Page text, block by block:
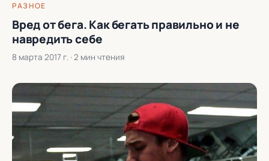
РАЗНОЕ
Вред от бега. Как бегать правильно и не
навредить себе
8 марта 2017 г. · 2 мин чтения